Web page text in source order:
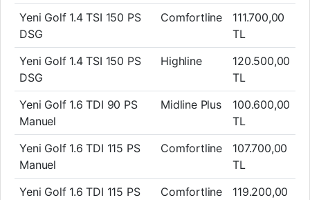
Yeni Golf 1.4 TSI 150 PS
DSG
Comfortline
111.700,00
TL
Yeni Golf 1.4 TSI 150 PS
DSG
Highline
120.500,00
TL
Yeni Golf 1.6 TDI 90 PS
Manuel
Midline Plus
100.600,00
TL
Yeni Golf 1.6 TDI 115 PS
Manuel
Comfortline
107.700,00
TL
Yeni Golf 1.6 TDI 115 PS
Comfortline
119.200,00